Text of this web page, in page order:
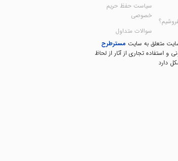
سیاست حفظ حریم
خصوصی
سوالات متداول
متعلق به سایت مسترطرح
و استفاده تجاری از آثار از لحاظ
دارد